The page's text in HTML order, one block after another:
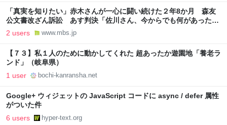
「真実を知りたい」赤木さんが一心に闘い続けた２年8か月 森友
公文書改ざん訴訟 あす判決「佐川さん、今からでも何があったか
話してほしい」 | 特集 | MBSニュース
2 users www.mbs.jp
【７３】私１人のために動かしてくれた 超あったか遊園地「養老ラ
ンド」（岐阜県）
1 user bochi-kanransha.net
Google+ ウィジェットの JavaScript コードに async / defer 属性
がついた件
6 users hyper-text.org